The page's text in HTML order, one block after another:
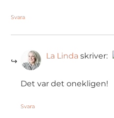
Svara
La Linda skriver:
The Real Person
Anti-Spam by
Det var det onekligen!
Svara